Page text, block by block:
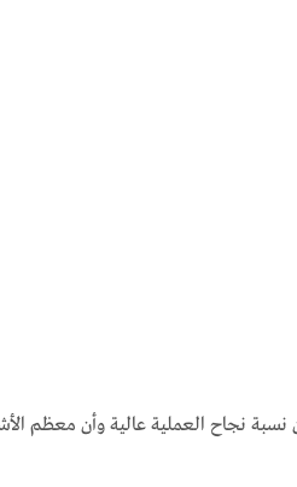
نسبة نجاح العملية عالية وأن معظم